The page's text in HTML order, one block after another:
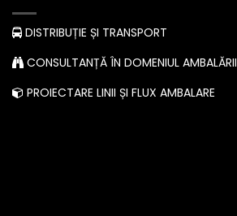
DISTRIBUȚIE ȘI TRANSPORT
CONSULTANȚĂ ÎN DOMENIUL AMBALĂRII
PROIECTARE LINII ȘI FLUX AMBALARE